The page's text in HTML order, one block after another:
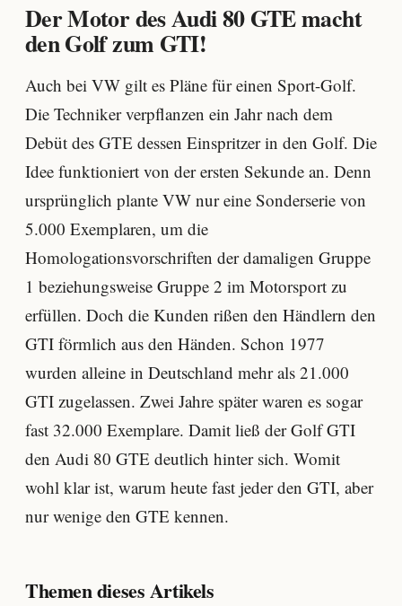
Der Motor des Audi 80 GTE macht
den Golf zum GTI!
Auch bei VW gilt es Pläne für einen Sport-Golf.
Die Techniker verpflanzen ein Jahr nach dem
Debüt des GTE dessen Einspritzer in den Golf. Die
Idee funktioniert von der ersten Sekunde an. Denn
ursprünglich plante VW nur eine Sonderserie von
5.000 Exemplaren, um die
Homologationsvorschriften der damaligen Gruppe
1 beziehungsweise Gruppe 2 im Motorsport zu
erfüllen. Doch die Kunden rißen den Händlern den
GTI förmlich aus den Händen. Schon 1977
wurden alleine in Deutschland mehr als 21.000
GTI zugelassen. Zwei Jahre später waren es sogar
fast 32.000 Exemplare. Damit ließ der Golf GTI
den Audi 80 GTE deutlich hinter sich. Womit
wohl klar ist, warum heute fast jeder den GTI, aber
nur wenige den GTE kennen.
Themen dieses Artikels